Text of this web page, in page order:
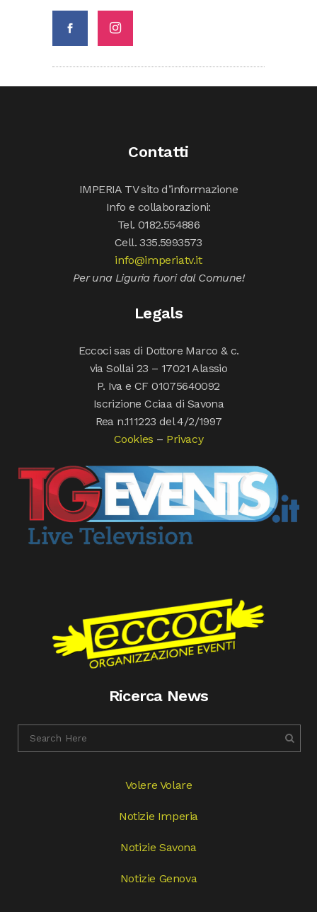
Contatti
IMPERIA TV sito d’informazione
Info e collaborazioni:
Tel. 0182.554886
Cell. 335.5993573
info@imperiatv.it
Per una Liguria fuori dal Comune!
Legals
Eccoci sas di Dottore Marco & c.
via Sollai 23 – 17021 Alassio
P. Iva e CF 01075640092
Iscrizione Cciaa di Savona
Rea n.111223 del 4/2/1997
Cookies – Privacy
Ricerca News
Volere Volare
Notizie Imperia
Notizie Savona
Notizie Genova